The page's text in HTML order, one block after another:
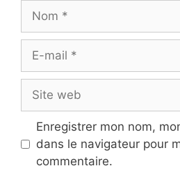
mail
web
Enregistrer mon nom,
dans le navigateur pour
commentaire.